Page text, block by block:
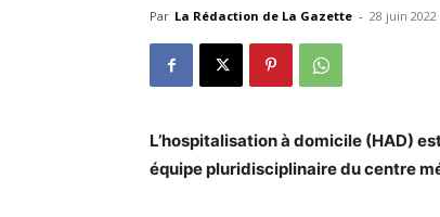
Par La Rédaction de La Gazette - 28 juin 2022
L’hospitalisation à domicile (HAD)
équipe pluridisciplinaire du centre